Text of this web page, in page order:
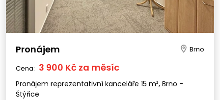
Pronájem Brno
Cena: 3 900 Kč za měsíc
Pronájem reprezentativní kanceláře 15 m², Brno -
Štýřice